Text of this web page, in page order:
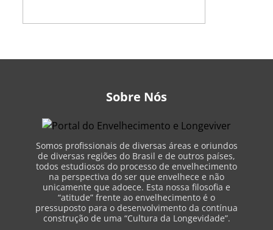
Sobre Nós
Somos profissionais de diversas áreas e oriundos
de diversas regiões do Brasil e de outros países,
todos estudiosos do processo de envelhecimento
na perspectiva do ser que envelhece e não
unicamente que adoece. Esta nossa filosofia e
“atitude” frente ao envelhecimento é o
pressuposto para o desenvolvimento da contínua
construção de uma “Cultura da Longevidade”.